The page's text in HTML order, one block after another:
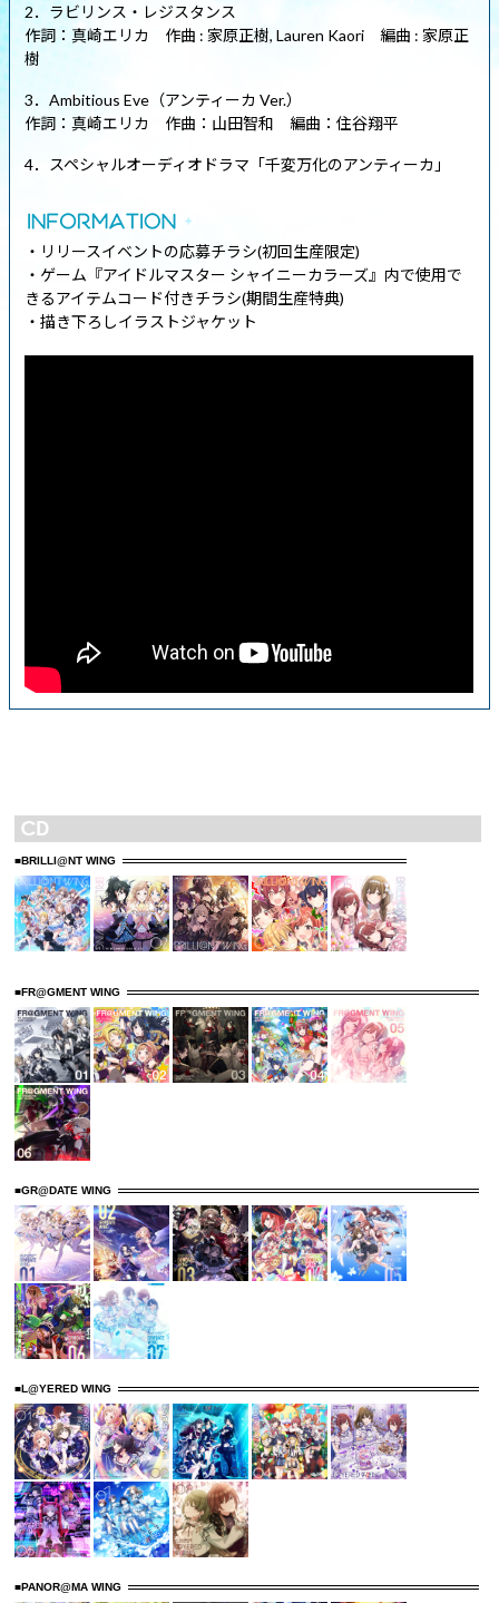
2．ラビリンス・レジスタンス
作詞：真崎エリカ 作曲 : 家原正樹, Lauren Kaori 編曲 : 家原正
樹
3．Ambitious Eve（アンティーカ Ver.）
作詞：真崎エリカ 作曲：山田智和 編曲：住谷翔平
4．スペシャルオーディオドラマ「千変万化のアンティーカ」
・リリースイベントの応募チラシ(初回生産限定)
・ゲーム『アイドルマスター シャイニーカラーズ』内で使用で
きるアイテムコード付きチラシ(期間生産特典)
・描き下ろしイラストジャケット
■BRILLI@NT WING
■FR@GMENT WING
■GR@DATE WING
■L@YERED WING
■PANOR@MA WING